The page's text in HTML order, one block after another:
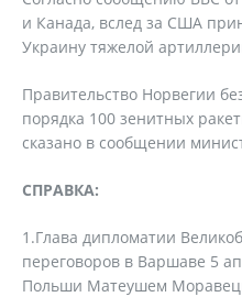
и Канада, вслед за США
Украину тяжелой
Правительство Норвегии
порядка 100 зенитных
сказано в сообщении
СПРАВКА:
1.Глава дипломатии
переговоров в Варшаве 5
Польши Матеушем